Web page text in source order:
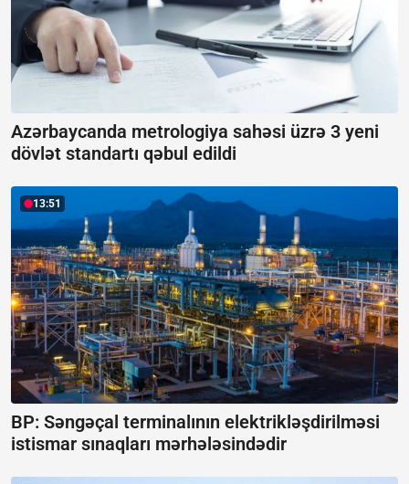
Azərbaycanda metrologiya sahəsi üzrə 3 yeni
dövlət standartı qəbul edildi
13:51
BP: Səngəçal terminalının elektrikləşdirilməsi
istismar sınaqları mərhələsindədir